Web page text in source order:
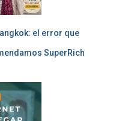
el error que
SuperRich